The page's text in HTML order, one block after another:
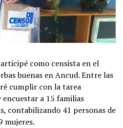
como censista en el
buenas en Ancud. Entre las
cumplir con la tarea
a 15 familias
contabilizando 41 personas de
mujeres.